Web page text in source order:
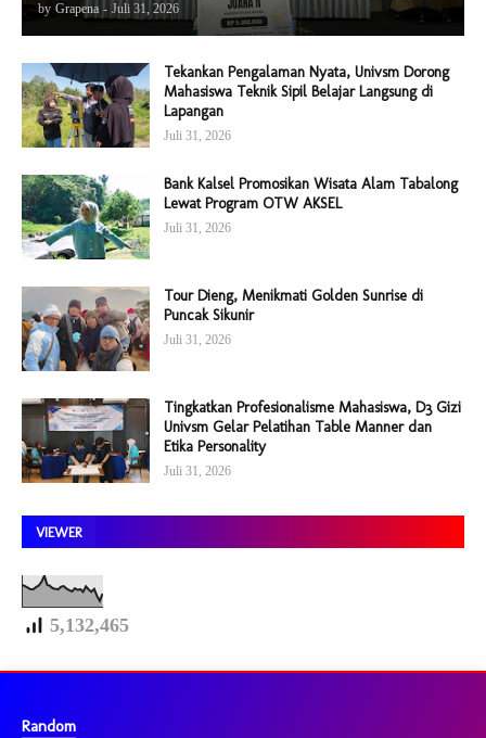
by Grapena - Juli 31, 2026
Tekankan Pengalaman Nyata, Univsm Dorong
Mahasiswa Teknik Sipil Belajar Langsung di
Lapangan
Juli 31, 2026
Bank Kalsel Promosikan Wisata Alam Tabalong
Lewat Program OTW AKSEL
Juli 31, 2026
Tour Dieng, Menikmati Golden Sunrise di
Puncak Sikunir
Juli 31, 2026
Tingkatkan Profesionalisme Mahasiswa, D3 Gizi
Univsm Gelar Pelatihan Table Manner dan
Etika Personality
Juli 31, 2026
VIEWER
5,132,465
Random